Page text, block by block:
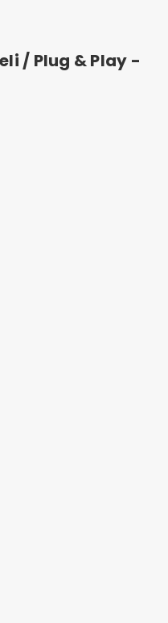
/ Plug & Play -